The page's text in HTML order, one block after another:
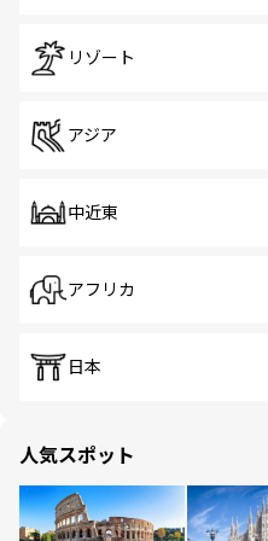
リゾート
アジア
中近東
アフリカ
日本
人気スポット